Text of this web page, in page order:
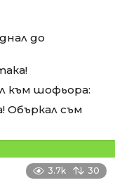
до
към шофьора:
Объркал съм
3.7k 30